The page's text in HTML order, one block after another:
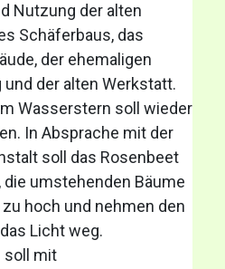
Nutzung der alten
Schäferbaus, das
der ehemaligen
der alten Werkstatt.
Wasserstern soll wieder
In Absprache mit der
soll das Rosenbeet
umstehenden Bäume
hoch und nehmen den
Licht weg.
soll mit